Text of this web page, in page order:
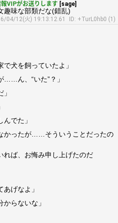
VIPがお送りします [sage]
趣味な部類だな(錯乱)
04/12(火) 19:13:12.61
ID: +TurL0hb0 (1)
犬を飼っていたよ」
……ん、“いた”？」
でた」
かったが……そういうことだったの
ば、お悔み申し上げたのだ
げなよ」
らないな」